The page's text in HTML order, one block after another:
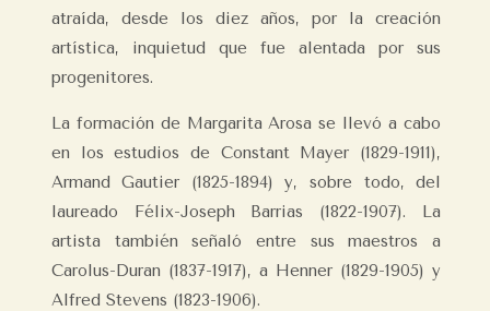
atraída, desde los diez años, por la creación
artística, inquietud que fue alentada por sus
progenitores.
La formación de Margarita Arosa se llevó a cabo
en los estudios de Constant Mayer (1829-1911),
Armand Gautier (1825-1894) y, sobre todo, del
laureado Félix-Joseph Barrias (1822-1907). La
artista también señaló entre sus maestros a
Carolus-Duran (1837-1917), a Henner (1829-1905) y
Alfred Stevens (1823-1906).